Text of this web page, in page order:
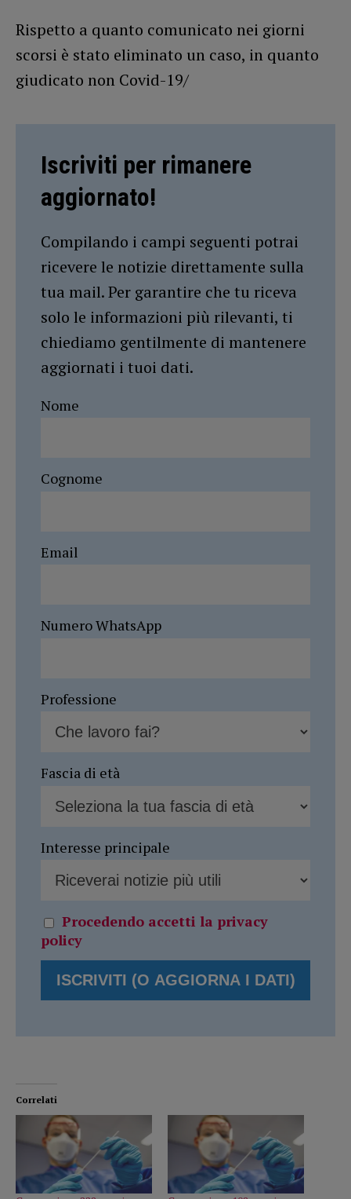
Rispetto a quanto comunicato nei giorni
scorsi è stato eliminato un caso, in quanto
giudicato non Covid-19/
Iscriviti per rimanere
aggiornato!
Compilando i campi seguenti potrai
ricevere le notizie direttamente sulla
tua mail. Per garantire che tu riceva
solo le informazioni più rilevanti, ti
chiediamo gentilmente di mantenere
aggiornati i tuoi dati.
Nome
Cognome
Email
Numero WhatsApp
Professione
Fascia di età
Interesse principale
Procedendo accetti la privacy
policy
Correlati